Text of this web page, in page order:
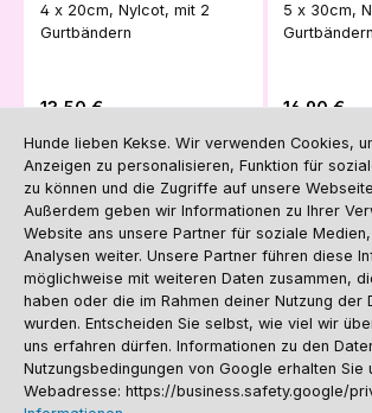
4 x 20cm, Nylcot, mit 2
Gurtbändern
Regulärer Preis:
13,50 €
Versandkosten
In den Warenkorb
5 x 30cm,
Gurtbändern
Regulärer
16,90 €
Versandkosten
In den
Hunde lieben Kekse. Wir verwenden Cookies,
Anzeigen zu personalisieren, Funktion für
zu können und die Zugriffe auf unsere
Außerdem geben wir Informationen zu Ihrer
Website ans unsere Partner für soziale
Analysen weiter. Unsere Partner führen diese
möglichweise mit weiteren Daten zusammen,
haben oder die im Rahmen deiner Nutzung der
wurden. Entscheiden Sie selbst, wie viel wir
uns erfahren dürfen. Informationen zu den
Nutzungsbedingungen von Google erhalten Sie
Webadresse: https://business.safety.google/